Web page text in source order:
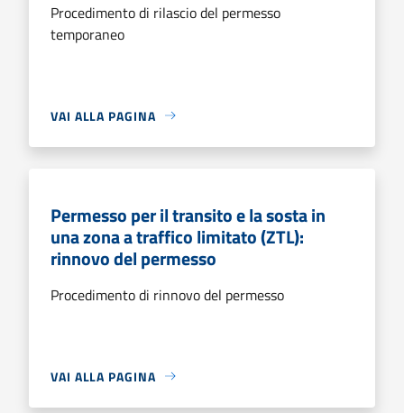
Procedimento di rilascio del permesso
temporaneo
VAI ALLA PAGINA
Permesso per il transito e la sosta in
una zona a traffico limitato (ZTL):
rinnovo del permesso
Procedimento di rinnovo del permesso
VAI ALLA PAGINA